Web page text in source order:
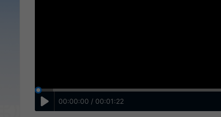
00:00:00 / 00:01:22